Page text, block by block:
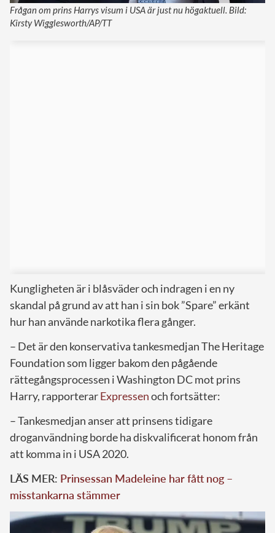
Frågan om prins Harrys visum i USA är just nu högaktuell. Bild:
Kirsty Wigglesworth/AP/TT
Kungligheten är i blåsväder och indragen i en ny
skandal på grund av att han i sin bok ”Spare” erkänt
hur han använde narkotika flera gånger.
– Det är den konservativa tankesmedjan The Heritage
Foundation som ligger bakom den pågående
rättegångsprocessen i Washington DC mot prins
Harry, rapporterarExpressenoch fortsätter:
– Tankesmedjan anser att prinsens tidigare
droganvändning borde ha diskvalificerat honom från
att komma in i USA 2020.
LÄS MER: Prinsessan Madeleine har fått nog –
misstankarna stämmer